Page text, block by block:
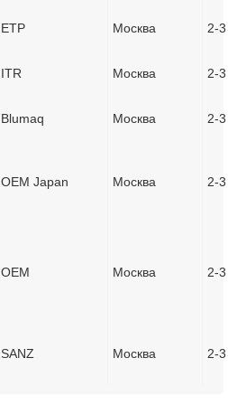
ETP Москва 2-
ITR Москва 2-
Blumaq Москва 2-
OEM Japan Москва 2-
OEM Москва 2-
SANZ Москва 2-